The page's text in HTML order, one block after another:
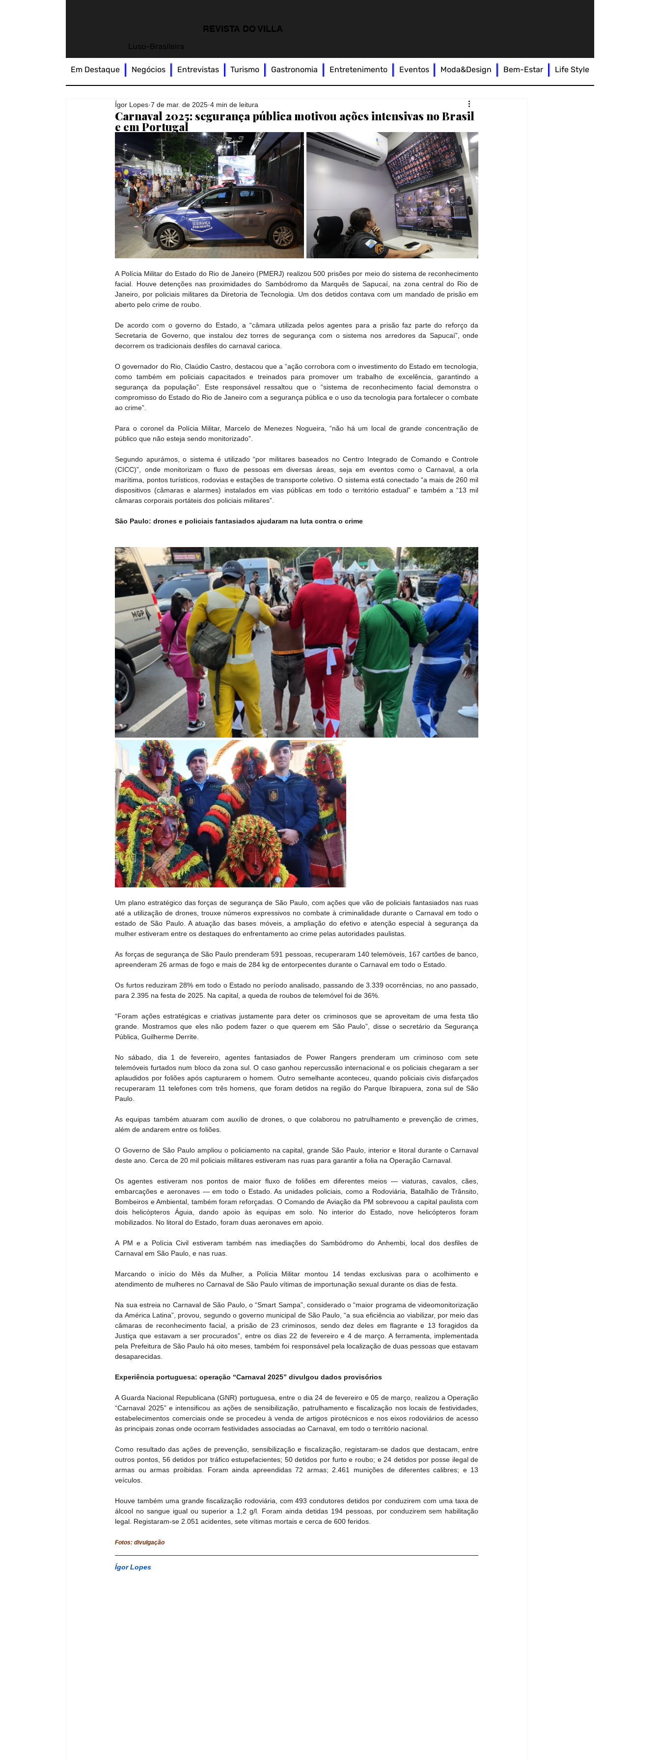
REVISTA DO VILLA
Luso-Brasileira
Carnaval 2025: segurança pública motivou ações intensivas no Brasil
e em Portugal
Ígor Lopes 7 de mar. de 2025 4 min de leitura
A Polícia Militar do Estado do Rio de Janeiro (PMERJ) realizou 500 prisões por meio do sistema de reconhecimento
facial. Houve detenções nas proximidades do Sambódromo da Marquês de Sapucaí, na zona central do Rio de
Janeiro, por policiais militares da Diretoria de Tecnologia. Um dos detidos contava com um mandado de prisão em
aberto pelo crime de roubo.
De acordo com o governo do Estado, a “câmara utilizada pelos agentes para a prisão faz parte do reforço da
Secretaria de Governo, que instalou dez torres de segurança com o sistema nos arredores da Sapucaí”, onde
decorrem os tradicionais desfiles do carnaval carioca.
O governador do Rio, Claúdio Castro, destacou que a “ação corrobora com o investimento do Estado em tecnologia,
como também em policiais capacitados e treinados para promover um trabalho de excelência, garantindo a
segurança da população”. Este responsável ressaltou que o “sistema de reconhecimento facial demonstra o
compromisso do Estado do Rio de Janeiro com a segurança pública e o uso da tecnologia para fortalecer o combate
ao crime”.
Para o coronel da Polícia Militar, Marcelo de Menezes Nogueira, “não há um local de grande concentração de
público que não esteja sendo monitorizado”.
Segundo apurámos, o sistema é utilizado “por militares baseados no Centro Integrado de Comando e Controle
(CICC)”, onde monitorizam o fluxo de pessoas em diversas áreas, seja em eventos como o Carnaval, a orla
marítima, pontos turísticos, rodovias e estações de transporte coletivo. O sistema está conectado “a mais de 260 mil
dispositivos (câmaras e alarmes) instalados em vias públicas em todo o território estadual” e também a “13 mil
câmaras corporais portáteis dos policiais militares”.
São Paulo: drones e policiais fantasiados ajudaram na luta contra o crime
Um plano estratégico das forças de segurança de São Paulo, com ações que vão de policiais fantasiados nas ruas
até a utilização de drones, trouxe números expressivos no combate à criminalidade durante o Carnaval em todo o
estado de São Paulo. A atuação das bases móveis, a ampliação do efetivo e atenção especial à segurança da
mulher estiveram entre os destaques do enfrentamento ao crime pelas autoridades paulistas.
As forças de segurança de São Paulo prenderam 591 pessoas, recuperaram 140 telemóveis, 167 cartões de banco,
apreenderam 26 armas de fogo e mais de 284 kg de entorpecentes durante o Carnaval em todo o Estado.
Os furtos reduziram 28% em todo o Estado no período analisado, passando de 3.339 ocorrências, no ano passado,
para 2.395 na festa de 2025. Na capital, a queda de roubos de telemóvel foi de 36%.
“Foram ações estratégicas e criativas justamente para deter os criminosos que se aproveitam de uma festa tão
grande. Mostramos que eles não podem fazer o que querem em São Paulo”, disse o secretário da Segurança
Pública, Guilherme Derrite.
No sábado, dia 1 de fevereiro, agentes fantasiados de Power Rangers prenderam um criminoso com sete
telemóveis furtados num bloco da zona sul. O caso ganhou repercussão internacional e os policiais chegaram a ser
aplaudidos por foliões após capturarem o homem. Outro semelhante aconteceu, quando policiais civis disfarçados
recuperaram 11 telefones com três homens, que foram detidos na região do Parque Ibirapuera, zona sul de São
Paulo.
As equipas também atuaram com auxílio de drones, o que colaborou no patrulhamento e prevenção de crimes,
além de andarem entre os foliões.
O Governo de São Paulo ampliou o policiamento na capital, grande São Paulo, interior e litoral durante o Carnaval
deste ano. Cerca de 20 mil policiais militares estiveram nas ruas para garantir a folia na Operação Carnaval.
Os agentes estiveram nos pontos de maior fluxo de foliões em diferentes meios — viaturas, cavalos, cães,
embarcações e aeronaves — em todo o Estado. As unidades policiais, como a Rodoviária, Batalhão de Trânsito,
Bombeiros e Ambiental, também foram reforçadas. O Comando de Aviação da PM sobrevoou a capital paulista com
dois helicópteros Águia, dando apoio às equipas em solo. No interior do Estado, nove helicópteros foram
mobilizados. No litoral do Estado, foram duas aeronaves em apoio.
A PM e a Polícia Civil estiveram também nas imediações do Sambódromo do Anhembi, local dos desfiles de
Carnaval em São Paulo, e nas ruas.
Marcando o início do Mês da Mulher, a Polícia Militar montou 14 tendas exclusivas para o acolhimento e
atendimento de mulheres no Carnaval de São Paulo vítimas de importunação sexual durante os dias de festa.
Na sua estreia no Carnaval de São Paulo, o “Smart Sampa”, considerado o “maior programa de videomonitorização
da América Latina”, provou, segundo o governo municipal de São Paulo, “a sua eficiência ao viabilizar, por meio das
câmaras de reconhecimento facial, a prisão de 23 criminosos, sendo dez deles em flagrante e 13 foragidos da
Justiça que estavam a ser procurados”, entre os dias 22 de fevereiro e 4 de março. A ferramenta, implementada
pela Prefeitura de São Paulo há oito meses, também foi responsável pela localização de duas pessoas que estavam
desaparecidas.
Experiência portuguesa: operação “Carnaval 2025” divulgou dados provisórios
A Guarda Nacional Republicana (GNR) portuguesa, entre o dia 24 de fevereiro e 05 de março, realizou a Operação
“Carnaval 2025” e intensificou as ações de sensibilização, patrulhamento e fiscalização nos locais de festividades,
estabelecimentos comerciais onde se procedeu à venda de artigos pirotécnicos e nos eixos rodoviários de acesso
às principais zonas onde ocorram festividades associadas ao Carnaval, em todo o território nacional.
Como resultado das ações de prevenção, sensibilização e fiscalização, registaram-se dados que destacam, entre
outros pontos, 56 detidos por tráfico estupefacientes; 50 detidos por furto e roubo; e 24 detidos por posse ilegal de
armas ou armas proibidas. Foram ainda apreendidas 72 armas; 2.461 munições de diferentes calibres; e 13
veículos.
Houve também uma grande fiscalização rodoviária, com 493 condutores detidos por conduzirem com uma taxa de
álcool no sangue igual ou superior a 1,2 g/l. Foram ainda detidas 194 pessoas, por conduzirem sem habilitação
legal. Registaram-se 2.051 acidentes, sete vítimas mortais e cerca de 600 feridos.
Fotos: divulgação
Ígor Lopes
Em Destaque Negócios Entrevistas Turismo Gastronomia Entretenimento Eventos Moda&Design Bem-Estar Life Style